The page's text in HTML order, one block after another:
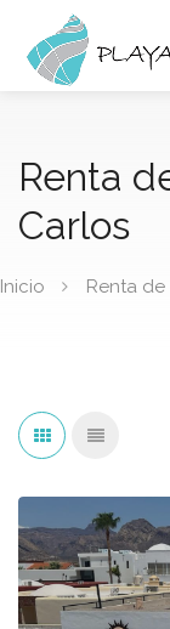
Renta
Carlos
Inicio Renta de